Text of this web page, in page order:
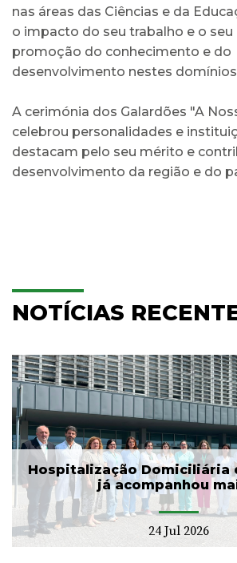
nas áreas das Ciências e da
o impacto do seu trabalho e o seu
promoção do conhecimento e do
desenvolvimento nestes
A cerimónia dos Galardões "A
celebrou personalidades e
destacam pelo seu mérito e
desenvolvimento da região e do
NOTÍCIAS
Hospitalização Domiciliária
já acompanhou
24 Jul 2026